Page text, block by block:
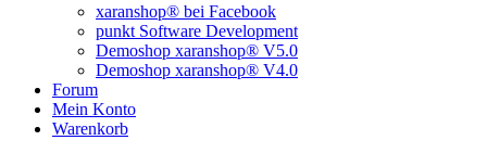
xaranshop® bei Facebook
punkt Software Development
Demoshop xaranshop® V5.0
Demoshop xaranshop® V4.0
Forum
Mein Konto
Warenkorb